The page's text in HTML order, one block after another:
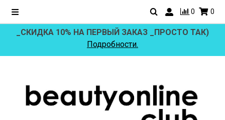
0 0
_СКИДКА 10% НА ПЕРВЫЙ ЗАКАЗ _ПРОСТО ТАК)
Подробности.